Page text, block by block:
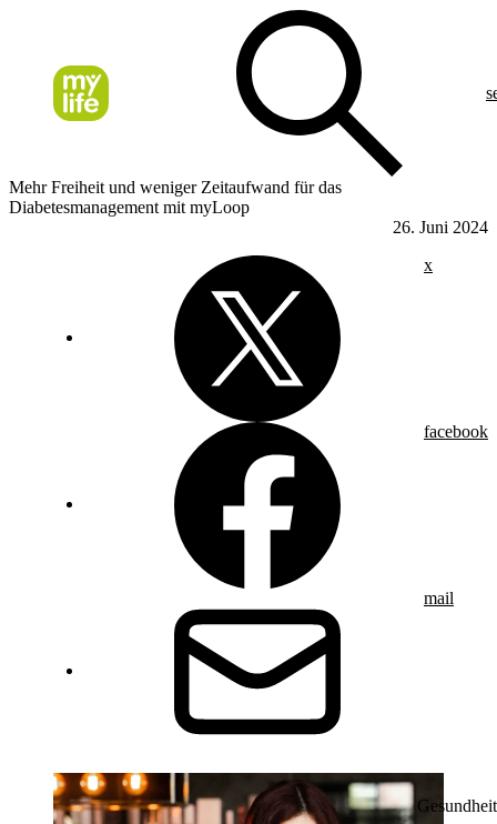
Mehr Freiheit und weniger Zeitaufwand für das
Diabetesmanagement mit myLoop
26. Juni 2024
x
facebook
mail
Gesundheit